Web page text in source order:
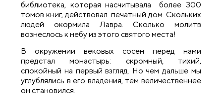
библиотека, которая насчитывала более 300
томов книг, действовал печатный дом. Скольких
людей окормила Лавра. Сколько молитв
вознеслось к небу из этого святого места!
В окружении вековых сосен перед нами
предстал монастырь: скромный, тихий,
спокойный на первый взгляд. Но чем дальше мы
углублялись в его владения, тем величественнее
он становился.